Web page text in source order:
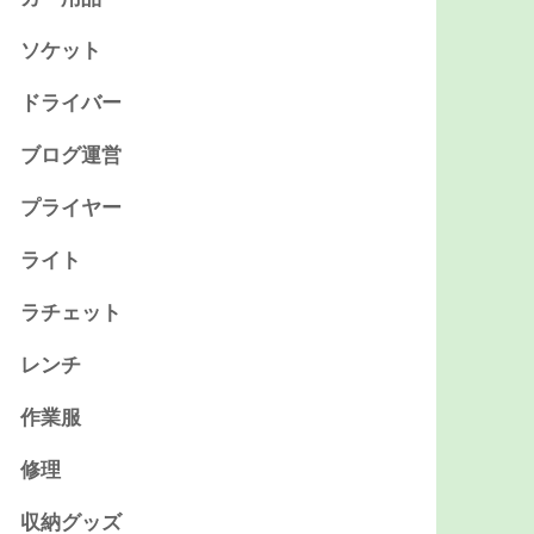
ソケット
ドライバー
ブログ運営
プライヤー
ライト
ラチェット
レンチ
作業服
修理
収納グッズ